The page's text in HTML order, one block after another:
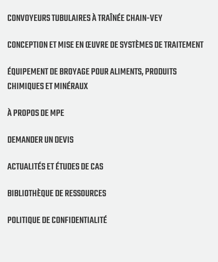
CONVOYEURS TUBULAIRES À TRAÎNÉE CHAIN-VEY
CONCEPTION ET MISE EN ŒUVRE DE SYSTÈMES DE TRAITEMENT
ÉQUIPEMENT DE BROYAGE POUR ALIMENTS, PRODUITS
CHIMIQUES ET MINÉRAUX
À PROPOS DE MPE
DEMANDER UN DEVIS
ACTUALITÉS ET ÉTUDES DE CAS
BIBLIOTHÈQUE DE RESSOURCES
POLITIQUE DE CONFIDENTIALITÉ